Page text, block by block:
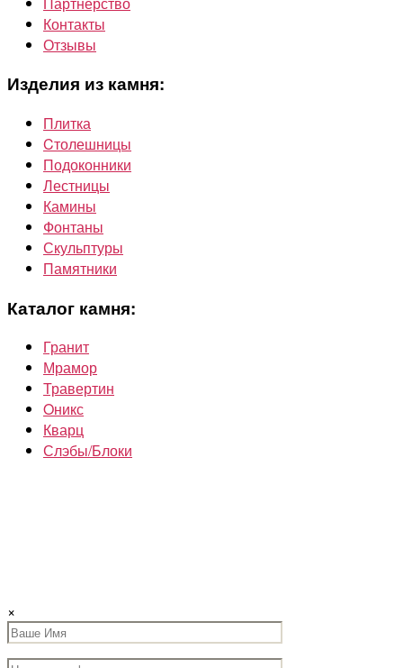
Контакты
Отзывы
Изделия из камня:
Плитка
Cтолешницы
Подоконники
Лестницы
Камины
Фонтаны
Скульптуры
Памятники
Каталог камня:
Гранит
Мрамор
Травертин
Oникс
Кварц
Слэбы/Блоки
×